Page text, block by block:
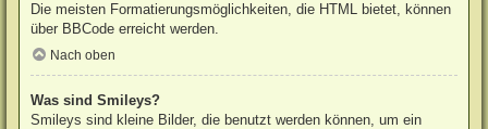
Die meisten Formatierungsmöglichkeiten, die HTML bietet, können
über BBCode erreicht werden.
Nach oben
Was sind Smileys?
Smileys sind kleine Bilder, die benutzt werden können, um ein